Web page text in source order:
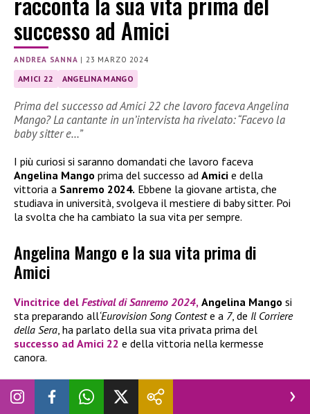
successo ad Amici
ANDREA SANNA | 23 MARZO 2024
AMICI 22 ANGELINA MANGO
Prima del successo ad Amici 22 che lavoro faceva Angelina
Mango? La cantante in un’intervista ha rivelato: “Facevo la
baby sitter e…”
I più curiosi si saranno domandati che lavoro faceva
Angelina Mango prima del successo ad Amici e della
vittoria a Sanremo 2024. Ebbene la giovane artista, che
studiava in università, svolgeva il mestiere di baby sitter. Poi
la svolta che ha cambiato la sua vita per sempre.
Angelina Mango e la sua vita prima di
Amici
Vincitrice del Festival di Sanremo 2024, Angelina Mango si
sta preparando all‘Eurovision Song Conteste a 7, de Il Corriere
della Sera , ha parlato della sua vita privata prima del
successo ad Amici 22 e della vittoria nella kermesse
canora.